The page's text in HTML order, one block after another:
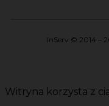
InServ © 2014 –
Witryna korzysta z